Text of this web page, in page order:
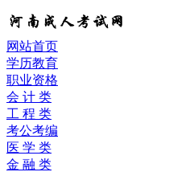
网站首页
学历教育
职业资格
会 计 类
工 程 类
考公考编
医 学 类
金 融 类